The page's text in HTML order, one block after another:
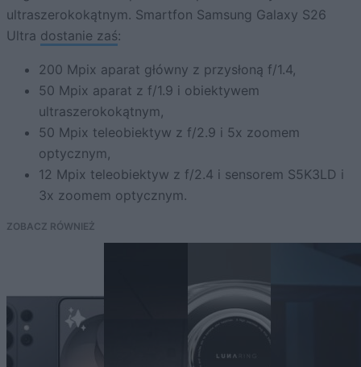
ultraszerokokątnym. Smartfon Samsung Galaxy S26
Ultra dostanie zaś:
200 Mpix aparat główny z przysłoną f/1.4,
50 Mpix aparat z f/1.9 i obiektywem
ultraszerokokątnym,
50 Mpix teleobiektyw z f/2.9 i 5x zoomem
optycznym,
12 Mpix teleobiektyw z f/2.4 i sensorem S5K3LD i
3x zoomem optycznym.
ZOBACZ RÓWNIEŻ